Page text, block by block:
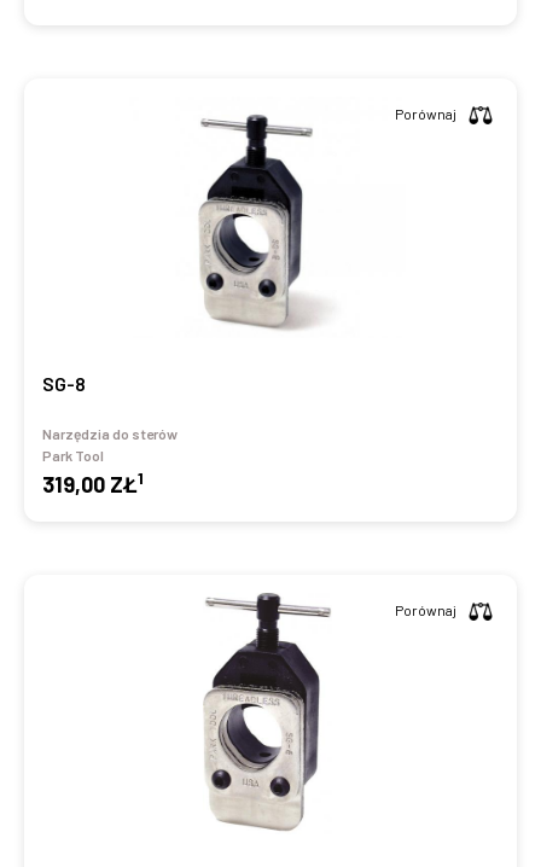
SG-8
Narzędzia do sterów
Park Tool
319,00 ZŁ1
Porównaj
Porównaj